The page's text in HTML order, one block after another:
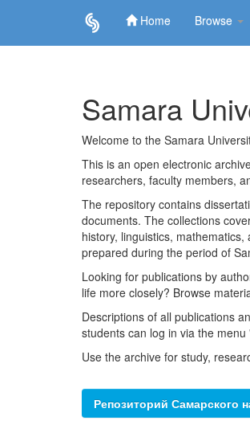
Home Browse
Samara
Welcome to the Samara
This is an open electronic
researchers, faculty members,
The repository contains
documents. The collections
history, linguistics,
prepared during the period of
Looking for publications by
life more closely? Browse
Descriptions of all publications
students can log in via the
Use the archive for study,
Репозиторий Самарского